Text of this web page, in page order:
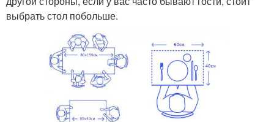
выбрать стол побольше.